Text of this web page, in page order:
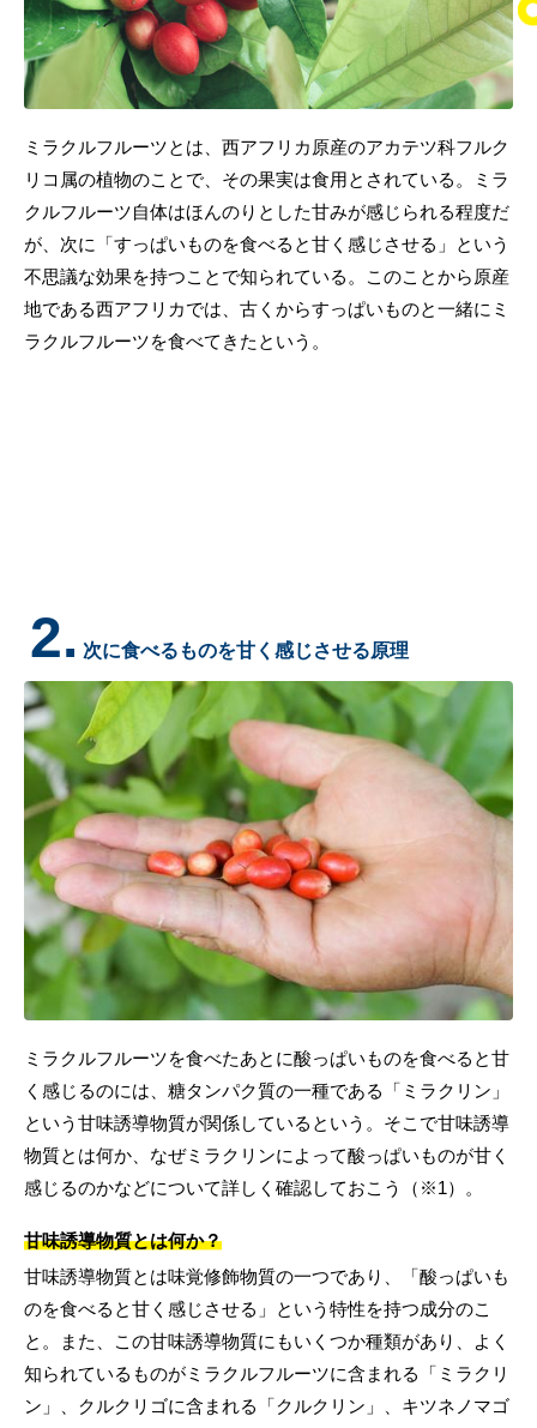
ミラクルフルーツとは、西アフリカ原産のアカテツ科フルク
リコ属の植物のことで、その果実は食用とされている。ミラ
クルフルーツ自体はほんのりとした甘みが感じられる程度だ
が、次に「すっぱいものを食べると甘く感じさせる」という
不思議な効果を持つことで知られている。このことから原産
地である西アフリカでは、古くからすっぱいものと一緒にミ
ラクルフルーツを食べてきたという。
2. 次に食べるものを甘く感じさせる原理
ミラクルフルーツを食べたあとに酸っぱいものを食べると甘
く感じるのには、糖タンパク質の一種である「ミラクリン」
という甘味誘導物質が関係しているという。そこで甘味誘導
物質とは何か、なぜミラクリンによって酸っぱいものが甘く
感じるのかなどについて詳しく確認しておこう（※1）。
甘味誘導物質とは何か？
甘味誘導物質とは味覚修飾物質の一つであり、「酸っぱいも
のを食べると甘く感じさせる」という特性を持つ成分のこ
と。また、この甘味誘導物質にもいくつか種類があり、よく
知られているものがミラクルフルーツに含まれる「ミラクリ
ン」、クルクリゴに含まれる「クルクリン」、キツネノマゴ